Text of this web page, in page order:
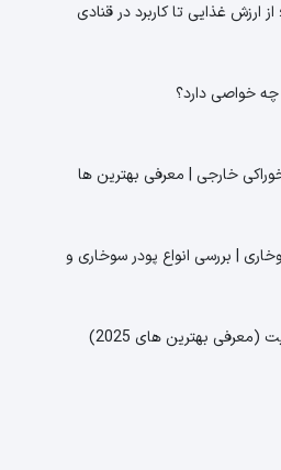
ارزش غذایی تا کاربرد در قنادی
خواصی دارد؟
خارجی | معرفی بهترین ها
| بررسی انواع پودر سوخاری و
(معرفی بهترین‌ های 2025)